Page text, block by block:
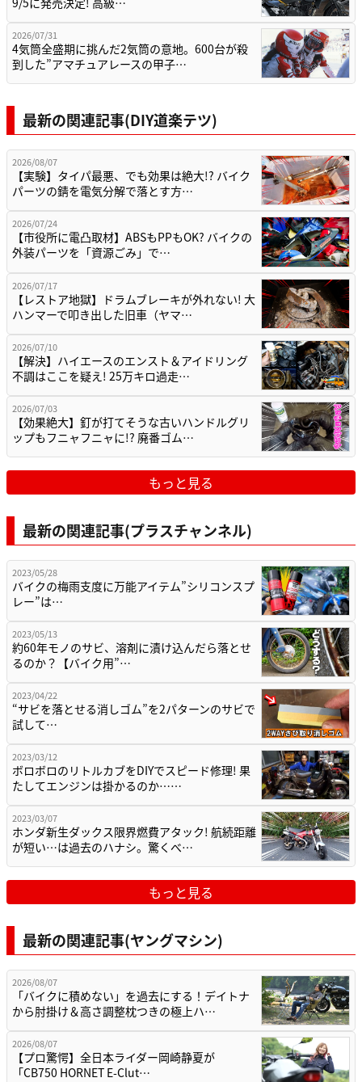
2026/07/31
4気筒全盛期に挑んだ2気筒の意地。600台が殺
到した”アマチュアレースの甲子…
最新の関連記事(DIY道楽テツ)
2026/08/07
【実験】タイパ最悪、でも効果は絶大!? バイク
パーツの錆を電気分解で落とす方…
2026/07/24
【市役所に電凸取材】ABSもPPもOK? バイクの
外装パーツを「資源ごみ」で…
2026/07/17
【レストア地獄】ドラムブレーキが外れない! 大
ハンマーで叩き出した旧車（ヤマ…
2026/07/10
【解決】ハイエースのエンスト＆アイドリング
不調はここを疑え! 25万キロ過走…
2026/07/03
【効果絶大】釘が打てそうな古いハンドルグリ
ップもフニャフニャに!? 廃番ゴム…
もっと見る
最新の関連記事(プラスチャンネル)
2023/05/28
バイクの梅雨支度に万能アイテム”シリコンスプ
レー”は…
2023/05/13
約60年モノのサビ、溶剤に漬け込んだら落とせ
るのか？【バイク用”…
2023/04/22
“サビを落とせる消しゴム”を2パターンのサビで
試して…
2023/03/12
ボロボロのリトルカブをDIYでスピード修理! 果
たしてエンジンは掛かるのか……
2023/03/07
ホンダ新生ダックス限界燃費アタック! 航続距離
が短い…は過去のハナシ。驚くべ…
もっと見る
最新の関連記事(ヤングマシン)
2026/08/07
「バイクに積めない」を過去にする！デイトナ
から肘掛け＆高さ調整枕つきの極上ハ…
2026/08/07
【プロ驚愕】全日本ライダー岡崎静夏が
「CB750 HORNET E-Clut…